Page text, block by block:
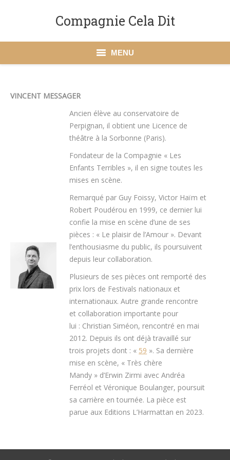
Compagnie Cela Dit
MENU
Spectacles
Dates à venir
Presse
Contact
VINCENT MESSAGER
Ancien élève au conservatoire de
Perpignan, il obtient une Licence de
théâtre à la Sorbonne (Paris).
Fondateur de la Compagnie « Les
Enfants Terribles », il en signe toutes les
mises en scène.
Remarqué par Guy Foissy, Victor Haïm et
Robert Poudérou en 1999, ce dernier lui
confie la mise en scène d’une de ses
pièces : « Le plaisir de l’Amour ». Devant
l’enthousiasme du public, ils poursuivent
depuis leur collaboration.
Plusieurs de ses pièces ont remporté des
prix lors de Festivals nationaux et
internationaux. Autre grande rencontre
et collaboration importante pour
lui : Christian Siméon, rencontré en mai
2012. Depuis ils ont déjà travaillé sur
trois projets dont : « 59 ». Sa dernière
mise en scène, « Très chère
Mandy » d’Erwin Zirmi avec Andréa
Ferréol et Véronique Boulanger, poursuit
sa carrière en tournée. La pièce est
parue aux Editions L’Harmattan en 2023.